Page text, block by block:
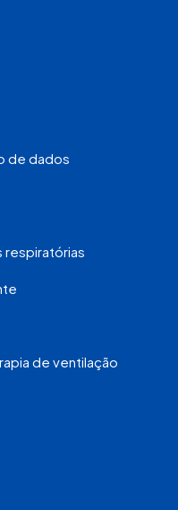
de dados
respiratórias
de ventilação